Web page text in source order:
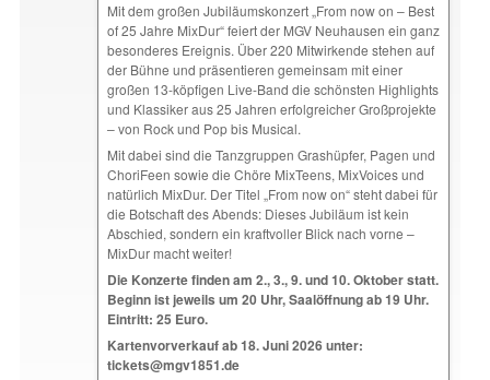
Mit dem großen Jubiläumskonzert „From now on – Best
of 25 Jahre MixDur“ feiert der MGV Neuhausen ein ganz
besonderes Ereignis. Über 220 Mitwirkende stehen auf
der Bühne und präsentieren gemeinsam mit einer
großen 13-köpfigen Live-Band die schönsten Highlights
und Klassiker aus 25 Jahren erfolgreicher Großprojekte
– von Rock und Pop bis Musical.
Mit dabei sind die Tanzgruppen Grashüpfer, Pagen und
ChoriFeen sowie die Chöre MixTeens, MixVoices und
natürlich MixDur. Der Titel „From now on“ steht dabei für
die Botschaft des Abends: Dieses Jubiläum ist kein
Abschied, sondern ein kraftvoller Blick nach vorne –
MixDur macht weiter!
Die Konzerte finden am 2., 3., 9. und 10. Oktober statt.
Beginn ist jeweils um 20 Uhr, Saalöffnung ab 19 Uhr.
Eintritt: 25 Euro.
Kartenvorverkauf ab 18. Juni 2026 unter:
tickets@mgv1851.de